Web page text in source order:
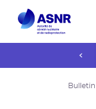
La réglementation